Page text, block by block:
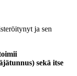
ja sen
sekä itse